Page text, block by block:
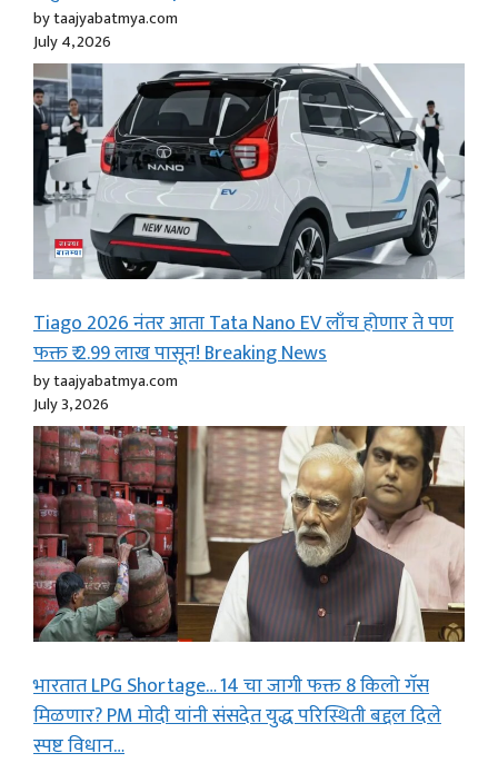
by taajyabatmya.com
July 4, 2026
Tiago 2026 नंतर आता Tata Nano EV लाँच होणार ते पण
फक्त ₹ 2.99 लाख पासून! Breaking News
by taajyabatmya.com
July 3, 2026
भारतात LPG Shortage… 14 चा जागी फक्त 8 किलो गॅस
मिळणार? PM मोदी यांनी संसदेत युद्ध परिस्थिती बद्दल दिले
स्पष्ट विधान…